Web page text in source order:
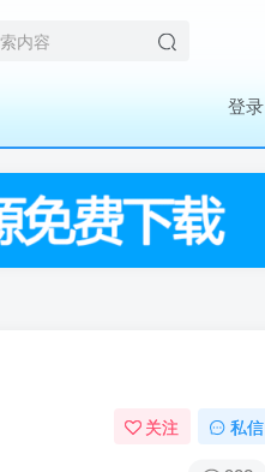
登录
关注 私信